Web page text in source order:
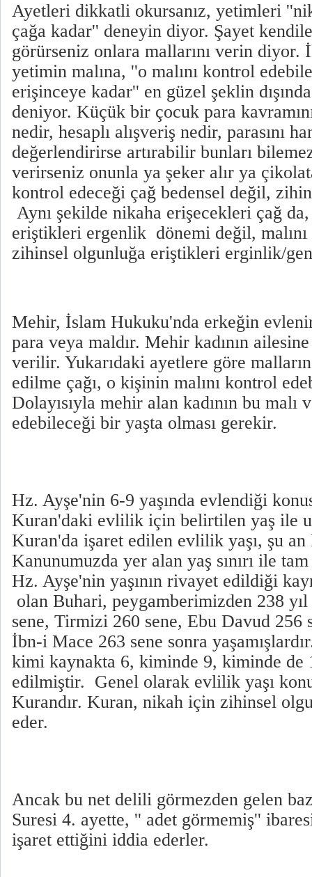
Ayetleri dikkatli okursanız, yetimleri
çağa kadar'' deneyin diyor. Şayet
görürseniz onlara mallarını verin diyor.
yetimin malına, ''o malını kontrol
erişinceye kadar'' en güzel şeklin
deniyor. Küçük bir çocuk para
nedir, hesaplı alışveriş nedir, parasını
değerlendirirse artırabilir bunları
verirseniz onunla ya şeker alır ya
kontrol edeceği çağ bedensel değil,
Aynı şekilde nikaha erişecekleri çağ
eriştikleri ergenlik dönemi değil,
zihinsel olgunluğa eriştikleri erginlik/
Mehir, İslam Hukuku'nda erkeğin
para veya maldır. Mehir kadının
verilir. Yukarıdaki ayetlere göre
edilme çağı, o kişinin malını kontrol
Dolayısıyla mehir alan kadının bu malı
edebileceği bir yaşta olması gerekir.
Hz. Ayşe'nin 6-9 yaşında evlendiği
Kuran'daki evlilik için belirtilen yaş ile
Kuran'da işaret edilen evlilik yaşı, şu
Kanunumuzda yer alan yaş sınırı ile
Hz. Ayşe'nin yaşının rivayet edildiği
olan Buhari, peygamberimizden 238
sene, Tirmizi 260 sene, Ebu Davud 256
İbn-i Mace 263 sene sonra
kimi kaynakta 6, kiminde 9, kiminde de
edilmiştir. Genel olarak evlilik yaşı
Kurandır. Kuran, nikah için zihinsel
eder.
Ancak bu net delili görmezden gelen
Suresi 4. ayette, '' adet görmemiş''
işaret ettiğini iddia ederler.